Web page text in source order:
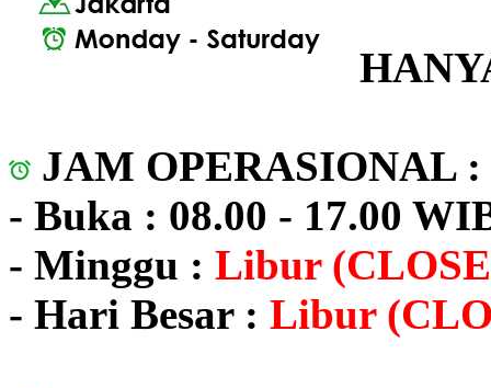
JAM OPERASIONAL :
- Buka : 08.00 - 17.00
- Minggu : Libur
- Hari Besar : Libur